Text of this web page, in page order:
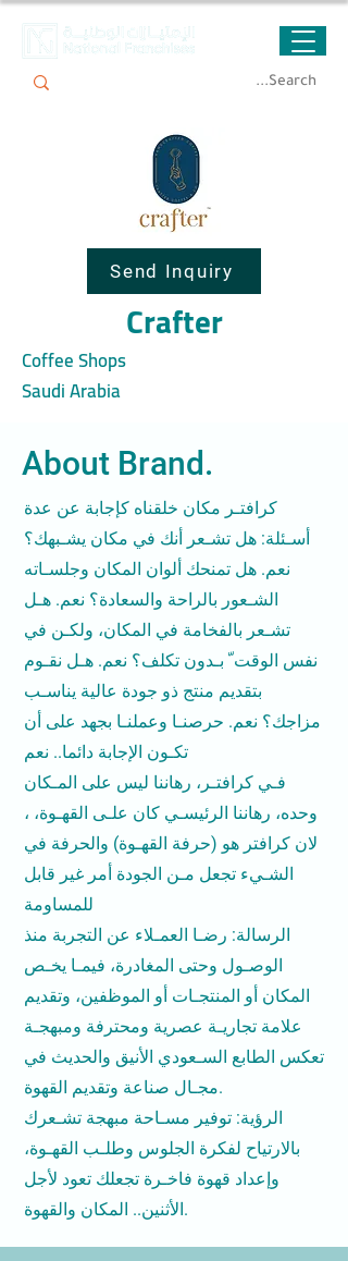
Send Inquiry
Crafter
Coffee Shops
Saudi Arabia
About Brand.
كرافتـر مكان خلقناه كإجابة عن عدة
أسـئلة: هل تشـعر أنك في مكان يشـبهك؟
نعم. هل تمنحك ألوان المكان وجلسـاته
الشـعور بالراحة والسعادة؟ نعم. هـل
تشـعر بالفخامة في المكان، ولكـن في
نفس الوقت ّ بـدون تكلف؟ نعم. هـل نقـوم
بتقديم منتج ذو جودة عالية يناسـب
مزاجك؟ نعم. حرصنـا وعملنـا بجهد على أن
تكـون الإجابة دائما.. نعم
فـي كرافتـر، رهاننا ليس على المـكان
وحده، رهاننا الرئيسـي كان علـى القهـوة، ،
لان كرافتر هو (حرفة القهـوة) والحرفة في
الشـيء تجعل مـن الجودة أمر غير قابل
للمساومة
الرسالة: رضـا العمـلاء عن التجربة منذ
الوصـول وحتى المغادرة، فيمـا يخـص
المكان أو المنتجـات أو الموظفين، وتقديم
علامة تجاريـة عصرية ومحترفة ومبهجـة
تعكس الطابع السـعودي الأنيق والحديث في
مجـال صناعة وتقديم القهوة.
الرؤية: توفير مسـاحة مبهجة تشـعرك
بالارتياح لفكرة الجلوس وطلـب القهـوة،
وإعداد قهوة فاخـرة تجعلك تعود لأجل
الأثنين.. المكان والقهوة.